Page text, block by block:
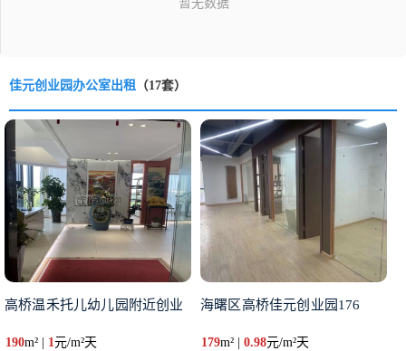
佳元创业园办公室出租 （17套）
高桥温禾托儿幼儿园附近创业
190m² | 1元/m²天
海曙区高桥佳元创业园176
179m² |0.98元/m²天